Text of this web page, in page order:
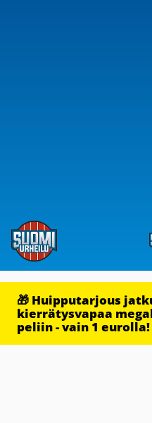
🎁 Huipputarjous
kierrätysvapaa
peliin - vain 1 eurolla!